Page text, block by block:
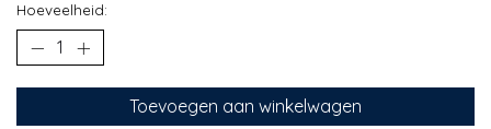
Hoeveelheid:
Toevoegen aan winkelwagen